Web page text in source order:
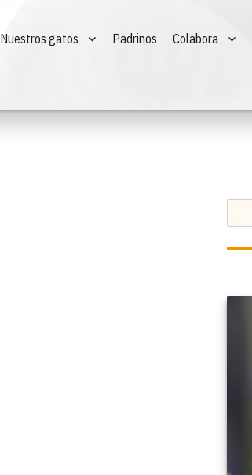
Nuestros gatos Padrinos Colabora
por: